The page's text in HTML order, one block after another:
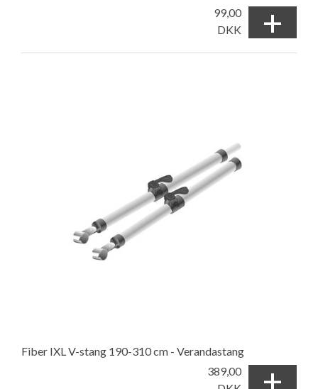
99,00
DKK
+
Fiber IXL V-stang 190-310 cm - Verandastang
389,00
+